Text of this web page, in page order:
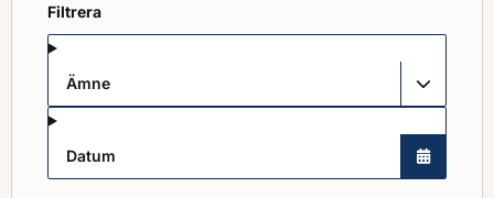
Filtrera
Ämne
Datum